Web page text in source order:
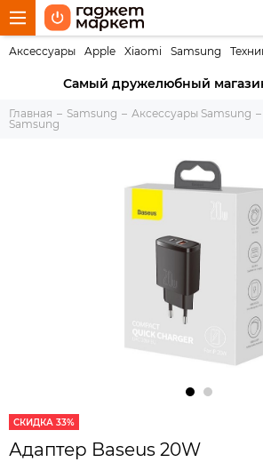
Аксессуары Apple Xiaomi Samsung
Самый дружелюбный
Главная Samsung Аксессуары Samsung
Samsung
СКИДКА 33%
Адаптер Baseus 20W